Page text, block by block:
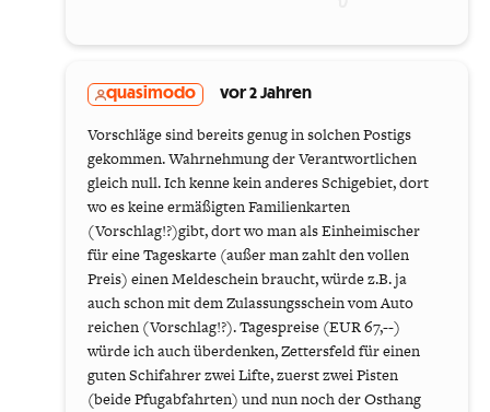
quasimodo vor 2 Jahren
Vorschläge sind bereits genug in solchen Postigs
gekommen. Wahrnehmung der Verantwortlichen
gleich null. Ich kenne kein anderes Schigebiet, dort
wo es keine ermäßigten Familienkarten
(Vorschlag!?)gibt, dort wo man als Einheimischer
für eine Tageskarte (außer man zahlt den vollen
Preis) einen Meldeschein braucht, würde z.B. ja
auch schon mit dem Zulassungsschein vom Auto
reichen (Vorschlag!?). Tagespreise (EUR 67,--)
würde ich auch überdenken, Zettersfeld für einen
guten Schifahrer zwei Lifte, zuerst zwei Pisten
(beide Pfugabfahrten) und nun noch der Osthang